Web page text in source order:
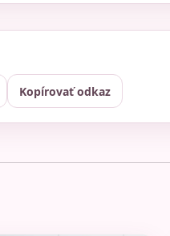
Kopírovať odkaz